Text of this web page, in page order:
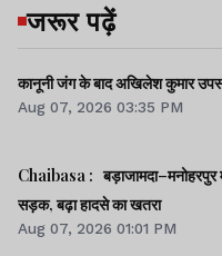
जरूर पढ़ें
कानूनी जंग के बाद अखिलेश कुमार
Aug 07, 2026 03:35 PM
Chaibasa : बड़ाजामदा–मनोहरपुर
सड़क, बढ़ा हादसे का खतरा
Aug 07, 2026 01:01 PM